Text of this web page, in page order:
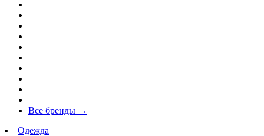
Все бренды →
Одежда